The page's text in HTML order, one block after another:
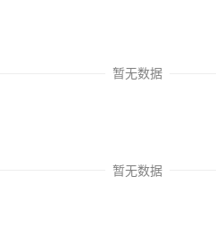
暂无数据
暂无数据